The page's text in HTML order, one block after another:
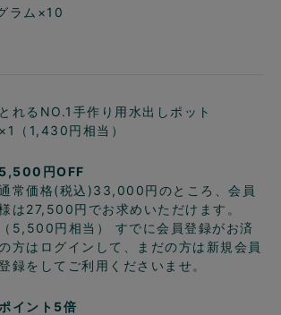
ラム×10
とれるNO.1手作り用水出しポット
×1（1,430円相当）
5,500円OFF
常価格(税込)33,000円のところ、会員
は27,500円でお求めいただけます。
（5,500円相当） すでに会員登録がお済
方はログインして、まだの方は新規会員
録をしてご利用くださいませ。
ポイント5倍